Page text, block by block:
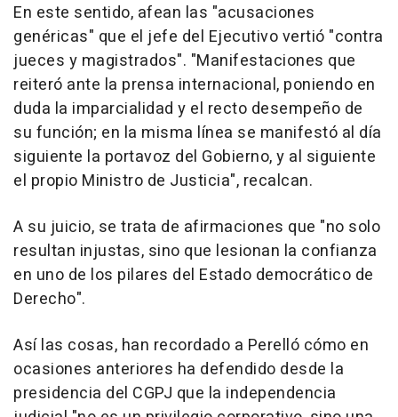
En este sentido, afean las "acusaciones
genéricas" que el jefe del Ejecutivo vertió "contra
jueces y magistrados". "Manifestaciones que
reiteró ante la prensa internacional, poniendo en
duda la imparcialidad y el recto desempeño de
su función; en la misma línea se manifestó al día
siguiente la portavoz del Gobierno, y al siguiente
el propio Ministro de Justicia", recalcan.
A su juicio, se trata de afirmaciones que "no solo
resultan injustas, sino que lesionan la confianza
en uno de los pilares del Estado democrático de
Derecho".
Así las cosas, han recordado a Perelló cómo en
ocasiones anteriores ha defendido desde la
presidencia del CGPJ que la independencia